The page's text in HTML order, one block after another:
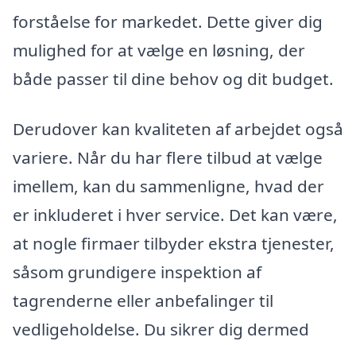
forståelse for markedet. Dette giver dig
mulighed for at vælge en løsning, der
både passer til dine behov og dit budget.
Derudover kan kvaliteten af arbejdet også
variere. Når du har flere tilbud at vælge
imellem, kan du sammenligne, hvad der
er inkluderet i hver service. Det kan være,
at nogle firmaer tilbyder ekstra tjenester,
såsom grundigere inspektion af
tagrenderne eller anbefalinger til
vedligeholdelse. Du sikrer dig dermed